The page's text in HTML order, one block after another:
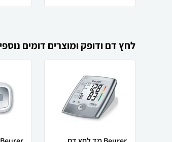
לחץ דם ודופק ומוצרים דומים